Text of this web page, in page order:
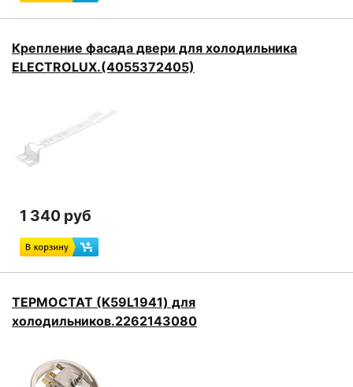
Крепление фасада двери для холодильника
ELECTROLUX.(4055372405)
1 340 руб
ТЕРМОСТАТ (K59L1941) для
холодильников.2262143080